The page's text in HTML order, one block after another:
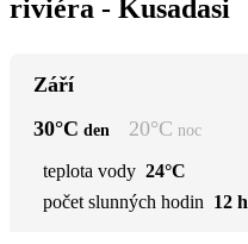
riviéra - Kusadasi
Září
30°C den 20°C noc
teplota vody 24°C
počet slunných hodin 12 h